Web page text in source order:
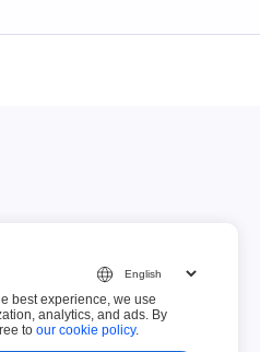
best experience, we use
analytics, and ads. By
to our cookie policy.